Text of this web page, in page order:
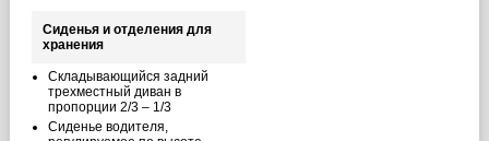
Сиденья и отделения для
хранения
Складывающийся задний
трехместный диван в
пропорции 2/3 – 1/3
Сиденье водителя,